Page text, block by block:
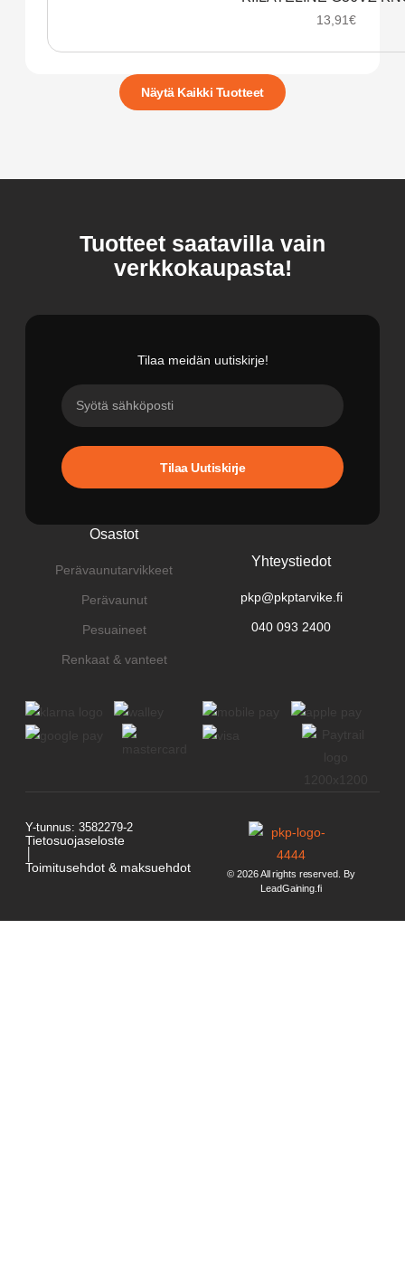
Näytä Kaikki Tuotteet
13,91€
Tuotteet saatavilla vain
verkkokaupasta!
Tilaa meidän uutiskirje!
Tilaa Uutiskirje
Osastot
Perävaunutarvikkeet
Perävaunut
Pesuaineet
Renkaat & vanteet
Yhteystiedot
pkp@pkptarvike.fi
040 093 2400
© 2026 All rights reserved. By
LeadGaining.fi
Y-tunnus: 3582279-2
Tietosuojaseloste
Toimitusehdot & maksuehdot